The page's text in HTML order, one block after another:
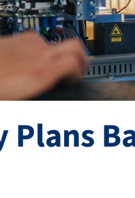
Plans